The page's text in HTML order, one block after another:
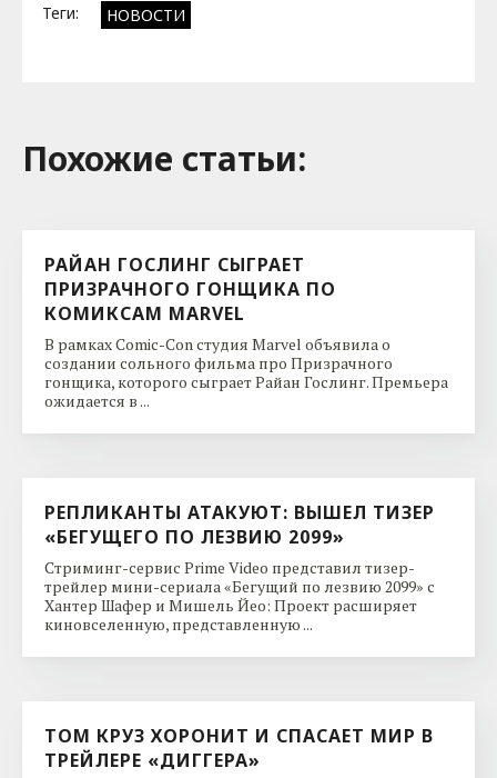
Теги: НОВОСТИ
Похожие cтатьи:
РАЙАН ГОСЛИНГ СЫГРАЕТ
ПРИЗРАЧНОГО ГОНЩИКА ПО
КОМИКСАМ MARVEL
В рамках Comic-Con студия Marvel объявила о
создании сольного фильма про Призрачного
гонщика, которого сыграет Райан Гослинг. Премьера
ожидается в ...
РЕПЛИКАНТЫ АТАКУЮТ: ВЫШЕЛ ТИЗЕР
«БЕГУЩЕГО ПО ЛЕЗВИЮ 2099»
Стриминг-сервис Prime Video представил тизер-
трейлер мини-сериала «Бегущий по лезвию 2099» с
Хантер Шафер и Мишель Йео: Проект расширяет
киновселенную, представленную ...
ТОМ КРУЗ ХОРОНИТ И СПАСАЕТ МИР В
ТРЕЙЛЕРЕ «ДИГГЕРА»